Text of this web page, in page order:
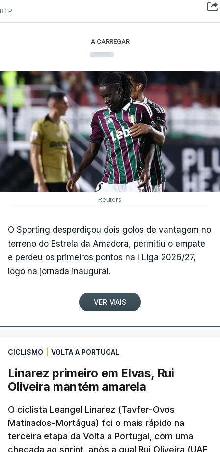
RTP
A CARREGAR
Reuters
O Sporting desperdiçou dois golos de vantagem no
terreno do Estrela da Amadora, permitiu o empate
e perdeu os primeiros pontos na I Liga 2026/27,
logo na jornada inaugural.
VER MAIS
CICLISMO VOLTA A PORTUGAL
Linarez primeiro em Elvas, Rui
Oliveira mantém amarela
O ciclista Leangel Linarez (Tavfer-Ovos
Matinados-Mortágua) foi o mais rápido na
terceira etapa da Volta a Portugal, com uma
chegada ao sprint, após a qual Rui Oliveira (UAE